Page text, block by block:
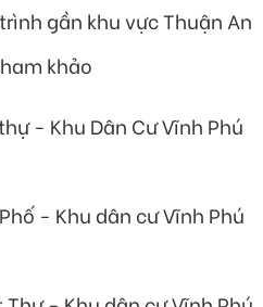
gần khu vực Thuận An
khảo
- Khu Dân Cư Vĩnh Phú
- Khu dân cư Vĩnh Phú